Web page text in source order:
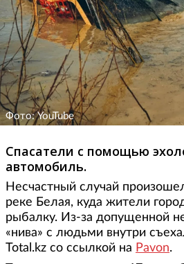
Фото: YouTube
Спасатели с помощью
автомобиль.
Несчастный случай
реке Белая, куда жители
рыбалку. Из-за допущенной
«нива» с людьми внутри
Total.kz со ссылкой на Pavon.